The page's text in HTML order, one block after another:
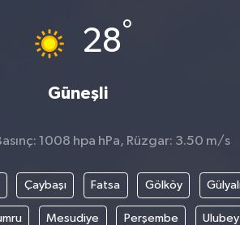
28°
Güneşli
1008 hpa hPa, Rüzgar: 3.50 m/s
Çaybaşı Fatsa Gölköy
Mesudiye Perşembe Ulubey